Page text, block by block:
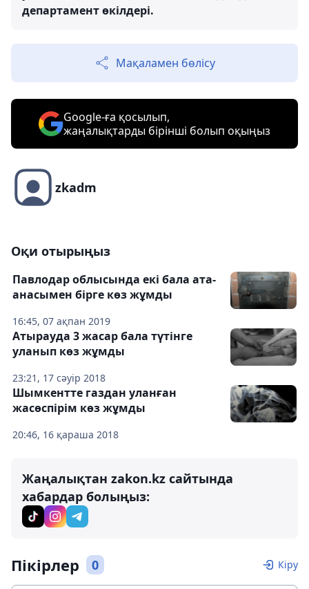
департамент өкілдері.
Мақаламен бөлісу
Google-ға қосылып,
жаңалықтарды бірінші болып оқыңыз
zkadm
Оқи отырыңыз
16:45, 07 ақпан 2019
Павлодар облысында екі бала ата-
анасымен бірге көз жұмды
23:21, 17 сәуір 2018
Атырауда 3 жасар бала түтінге
уланып көз жұмды
20:46, 16 қараша 2018
Шымкентте газдан уланған
жасөспірім көз жұмды
Жаңалықтан zakon.kz сайтында
хабардар болыңыз:
Пікірлер 0 Кіру